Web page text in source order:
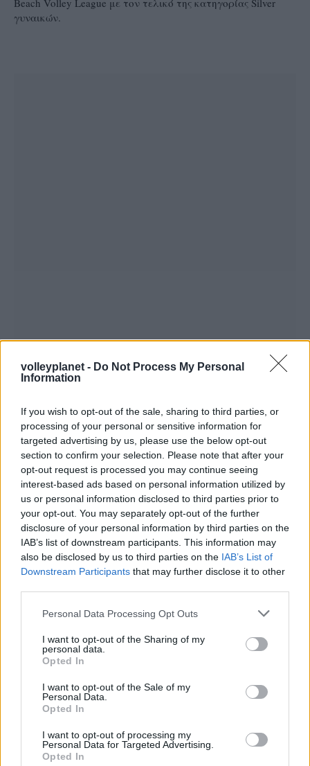
volleyplanet - Do Not Process My Personal
Information
If you wish to opt-out of the sale, sharing to third parties, or
processing of your personal or sensitive information for
targeted advertising by us, please use the below opt-out
section to confirm your selection. Please note that after your
opt-out request is processed you may continue seeing
interest-based ads based on personal information utilized by
us or personal information disclosed to third parties prior to
your opt-out. You may separately opt-out of the further
disclosure of your personal information by third parties on the
IAB’s list of downstream participants. This information may
also be disclosed by us to third parties on the IAB’s List of
Downstream Participants that may further disclose it to other
Please note that this website/app uses one or more Google
not limited to your visit or usage behaviour. You may click to
grant or deny consent to Google and its third-party tags to
use your data for below specified purposes in below Google
consent section.
Personal Data Processing Opt Outs
I want to opt-out of the Sharing of my
personal data.
Opted In
I want to opt-out of the Sale of my
Personal Data.
Opted In
I want to opt-out of processing my
Personal Data for Targeted Advertising.
Opted In
Beach Volley League με τον τελικό της κατηγορίας Silver
γυναικών.